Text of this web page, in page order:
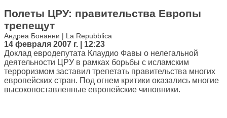
Полеты ЦРУ: правительства Европы
трепещут
Андреа Бонанни | La Repubblica
14 февраля 2007 г. | 12:23
Доклад евродепутата Клаудио Фавы о нелегальной
деятельности ЦРУ в рамках борьбы с исламским
терроризмом заставил трепетать правительства многих
европейских стран. Под огнем критики оказались многие
высокопоставленные европейские чиновники.